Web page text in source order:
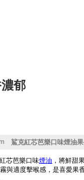
郁
鯊克紅芯芭樂口味煙油
芯芭樂口味煙油 ，將鮮甜
與適度擊喉感，是喜愛果